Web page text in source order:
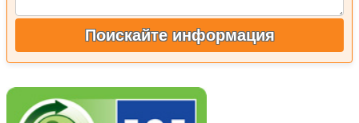
Поискайте информация